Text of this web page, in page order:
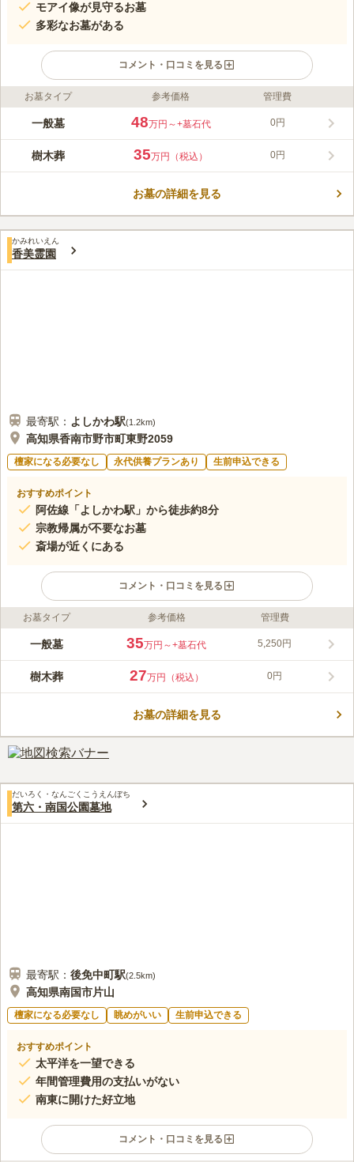
モアイ像が見守るお墓
多彩なお墓がある
コメント・口コミを見る
ライフドット編集部のコメント
太平洋を望むことができる霊園です。 駐車場を完備しており、
像が見守るユニークなお墓で、目印にもなるので迷う心配があり
ません。 全面辰巳の方角を向いており、墓相に拘りをお持ちの
を併設しており、使い勝手が良いのも魅力のひとつです。
この霊園はまだ誰からも評価されていません。
お墓タイプ 参考価格 管理費
一般墓 48万円～+墓石代 0円
樹木葬 35万円（税込） 0円
お墓の詳細を見る
かみれいえん
香美霊園
最寄駅： よしかわ駅(1.2km)
高知県香南市野市町東野2059
檀家になる必要なし 永代供養プランあり 生前申込できる
おすすめポイント
阿佐線「よしかわ駅」から徒歩約8分
宗教帰属が不要なお墓
斎場が近くにある
コメント・口コミを見る
ライフドット編集部のコメント
国道55線の近くにあるお墓です。 駐車場を完備しているので、
し込みが可能なので、終活をお考えの方におすすめです。 家族
や親族とゆっくり検討して納得のいく旅立ちの支度ができます。
で終わらせることができるのも嬉しいポイントです。
みんなの評価
3.8 口コミ1件
50代 男性
近くに焦点はなく、事前に近所でお供え物を用意して行きます。
す。
お墓タイプ 参考価格 管理費
一般墓 35万円～+墓石代 5,250円
樹木葬 27万円（税込） 0円
お墓の詳細を見る
だいろく・なんごくこうえんぼち
第六・南国公園墓地
最寄駅： 後免中町駅(2.5km)
高知県南国市片山
檀家になる必要なし 眺めがいい 生前申込できる
おすすめポイント
太平洋を一望できる
年間管理費用の支払いがない
南東に開けた好立地
コメント・口コミを見る